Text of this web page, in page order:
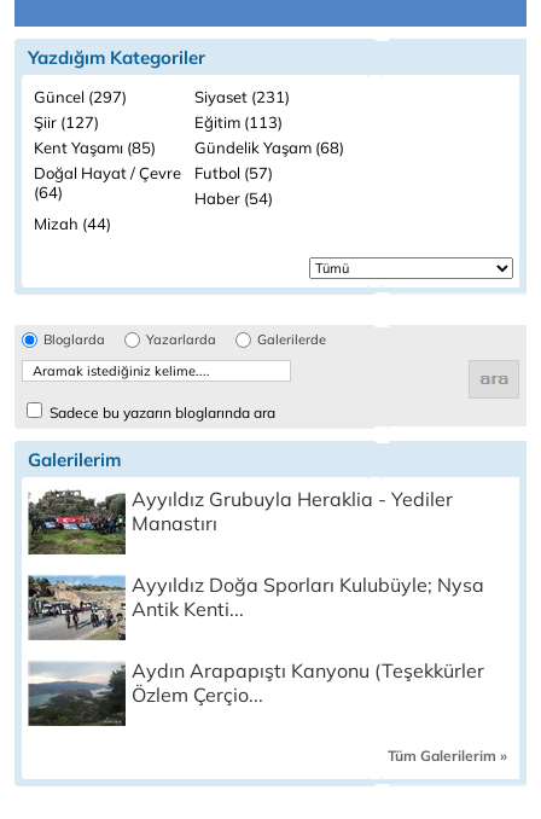
Yazdığım Kategoriler
Güncel (297)
Siyaset (231)
Şiir (127)
Eğitim (113)
Kent Yaşamı (85)
Gündelik Yaşam (68)
Doğal Hayat / Çevre
(64)
Futbol (57)
Haber (54)
Mizah (44)
Bloglarda Yazarlarda Galerilerde
Sadece bu yazarın bloglarında ara
Galerilerim
Ayyıldız Grubuyla Heraklia - Yediler
Manastırı
Ayyıldız Doğa Sporları Kulubüyle; Nysa
Antik Kenti...
Aydın Arapapıştı Kanyonu (Teşekkürler
Özlem Çerçio...
Tüm Galerilerim »